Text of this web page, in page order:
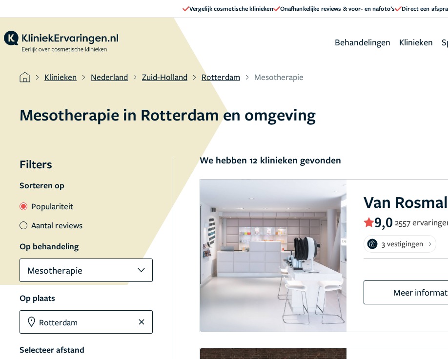
Vergelijk cosmetische klinieken Onafhankelijke reviews & voor- en nafoto’s Direct een
Behandelingen Klinieken
Klinieken Nederland Zuid-Holland Rotterdam Mesotherapie
Mesotherapie in Rotterdam en omgeving
Filters
Sorteren op
Populariteit
Aantal reviews
Op behandeling
Mesotherapie
Op plaats
Selecteer afstand
We hebben 12 klinieken gevonden
Van
9,0 2557
3 vestigingen
Meer